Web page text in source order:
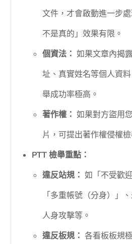
文件，才會啟動進一步
不是真的」效果有限。
個資法： 如果文章內揭
址、真實姓名等個人資
舉成功率極高。
著作權： 如果對方盜用
片，可提出著作權侵權檢
PTT 檢舉重點：
違反站規： 如「不受歡
「多重帳號（分身）」
人身攻擊等。
違反板規： 各看板板規